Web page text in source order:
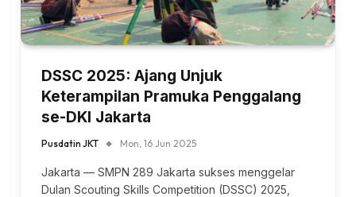
DSSC 2025: Ajang Unjuk
Keterampilan Pramuka Penggalang
se-DKI Jakarta
Pusdatin JKT Mon, 16 Jun 2025
Jakarta — SMPN 289 Jakarta sukses menggelar
Dulan Scouting Skills Competition (DSSC) 2025,